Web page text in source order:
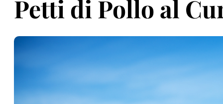
Petti di Pollo al